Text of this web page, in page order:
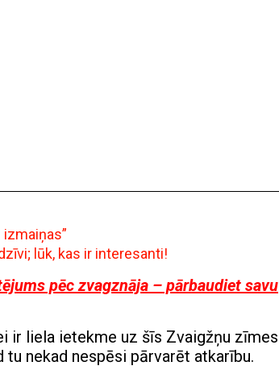
izmaiņas”
lūk, kas ir interesanti!
pēc zvagznāja – pārbaudiet savu
ir liela ietekme uz šīs Zvaigžņu zīmes
nekad nespēsi pārvarēt atkarību.